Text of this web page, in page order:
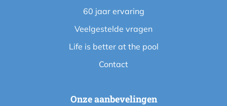
60 jaar ervaring
Veelgestelde vragen
Life is better at the pool
Contact
Onze aanbevelingen